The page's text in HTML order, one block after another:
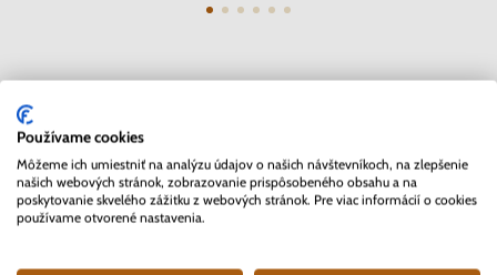
Mohlo by Vás zaujímať
Používame cookies
Môžeme ich umiestniť na analýzu údajov o našich návštevníkoch, na zlepšenie
našich webových stránok, zobrazovanie prispôsobeného obsahu a na
poskytovanie skvelého zážitku z webových stránok. Pre viac informácií o cookies
používame otvorené nastavenia.